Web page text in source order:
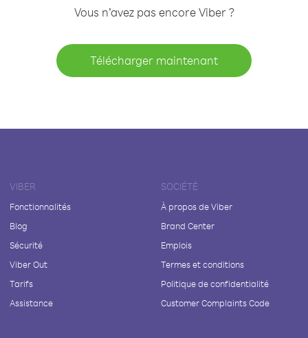
Vous n’avez pas encore Viber ?
Télécharger maintenant
VIBER
Fonctionnalités
Blog
Sécurité
Viber Out
Tarifs
Assistance
SOCIÉTÉ
À propos de Viber
Brand Center
Emplois
Termes et conditions
Politique de confidentialité
Customer Complaints Code